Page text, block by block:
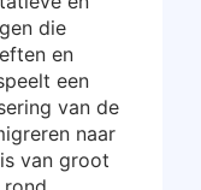
die
en
een
van de
naar
van groot